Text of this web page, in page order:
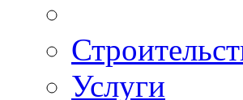
Услуги